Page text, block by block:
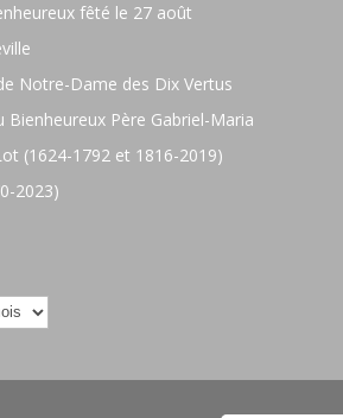
fêté le 27 août
Notre-Dame des Dix Vertus
Bienheureux Père Gabriel-Maria
(1624-1792 et 1816-2019)
2023)